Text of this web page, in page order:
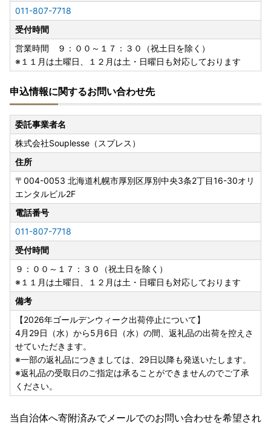
011-807-7718
受付時間
営業時間 ９：００～１７：３０（祝土日を除く）
※１１月は土曜日、１２月は土・日曜日も対応しております
申込情報に関するお問い合わせ先
委託事業者名
株式会社Souplesse（スプレス）
住所
〒004-0053 北海道札幌市厚別区厚別中央3条2丁目16-30オリ
エンタルビル2F
電話番号
011-807-7718
受付時間
９：００～１７：３０（祝土日を除く）
※１１月は土曜日、１２月は土・日曜日も対応しております
備考
【2026年ゴールデンウィーク出荷停止について】
4月29日（水）から5月6日（水）の間、返礼品の出荷を控えさ
せていただきます。
※一部の返礼品につきましては、29日以降も発送いたします。
※返礼品の受取日のご指定は承ることができませんのでご了承
ください。
当自治体へ寄附済みでメールでのお問い合わせを希望され